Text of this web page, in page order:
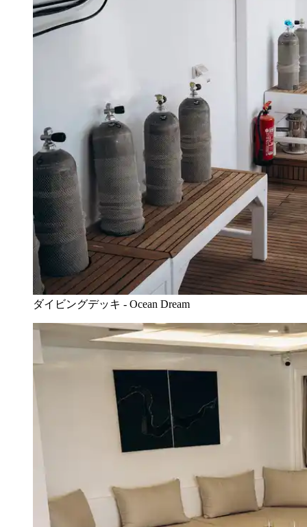
ダイビングデッキ - Ocean Dream